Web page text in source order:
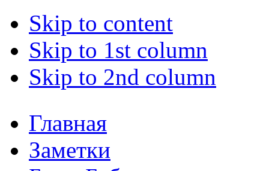
Skip to content
Skip to 1st column
Skip to 2nd column
Главная
Заметки